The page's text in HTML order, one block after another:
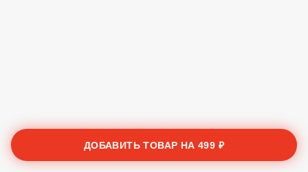
ДОБАВИТЬ ТОВАР НА499 ₽